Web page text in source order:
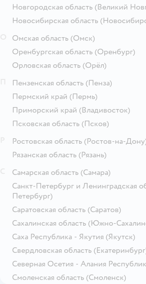
Новгородская область (Великий
Новосибирская область
Омская область (Омск)
Оренбургская область (Оренбург)
Орловская область (Орёл)
Пензенская область (Пенза)
Пермский край (Пермь)
Приморский край (Владивосток)
Псковская область (Псков)
Ростовская область (Ростов-на-
Рязанская область (Рязань)
Самарская область (Самара)
Санкт-Петербург и Ленинградская
Петербург)
Саратовская область (Саратов)
Сахалинская область (Южно-
Саха Республика - Якутия (Якутск)
Свердловская область
Северная Осетия - Алания
Смоленская область (Смоленск)